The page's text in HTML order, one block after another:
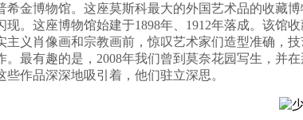
希金博物馆。这座莫斯科最大的外国艺术品的收
现。这座博物馆始建于1898年、1912年落成。该
主义肖像画和宗教画前，惊叹艺术家们造型准确，
最有趣的是，2008年我们曾到莫奈花园写生，并
作品深深地吸引着，他们驻立深思。